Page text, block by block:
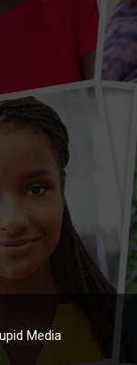
Media